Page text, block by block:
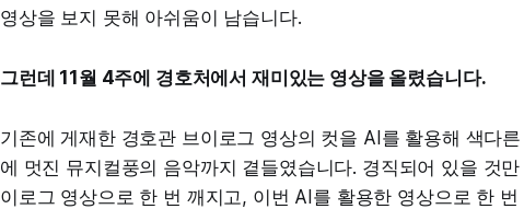
영상을 보지 못해 아쉬움이 남습니다.
그런데 11월 4주에 경호처에서 재미있는 영상을 올렸습니다.
기존에 게재한 경호관 브이로그 영상의 컷을 AI를 활용해 색다
에 멋진 뮤지컬풍의 음악까지 곁들였습니다. 경직되어 있을 것
이로그 영상으로 한 번 깨지고, 이번 AI를 활용한 영상으로 한